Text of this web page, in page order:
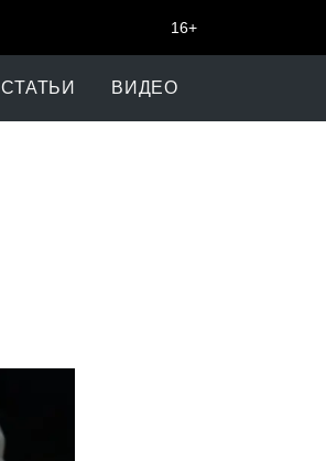
16+
СТАТЬИ ВИДЕО